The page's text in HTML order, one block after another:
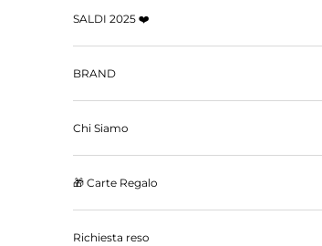
SALDI 2025 ❤️
BRAND
Chi Siamo
🎁 Carte Regalo
Richiesta reso